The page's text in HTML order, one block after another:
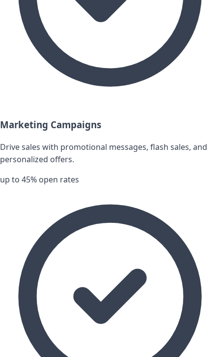
Marketing Campaigns
Drive sales with promotional messages, flash sales, and
personalized offers.
up to 45% open rates